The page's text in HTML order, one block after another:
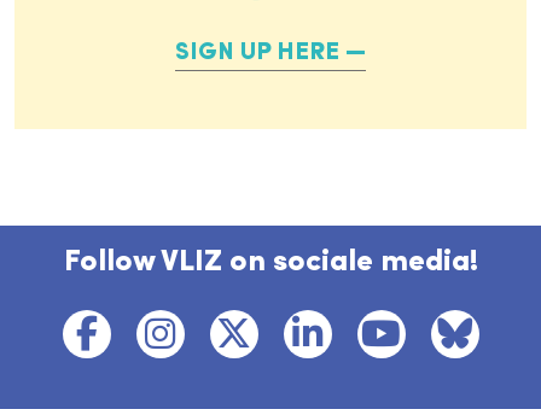
SIGN UP HERE
Follow VLIZ on sociale media!